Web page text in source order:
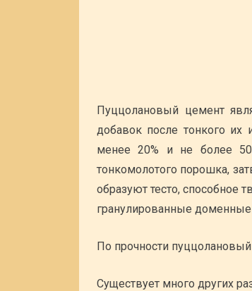
Пуццолановый цемент
добавок после тонкого их
менее 20% и не более
тонкомолотого порошка,
образуют тесто, способное
гранулированные
По прочности пуццолановый
Существует много других